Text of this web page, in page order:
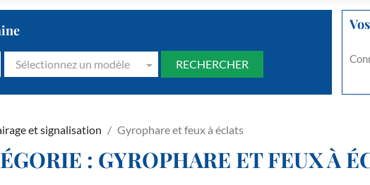
Sélectionnez un modèle
et signalisation Gyrophare et feux à éclats
: GYROPHARE ET FEUX À